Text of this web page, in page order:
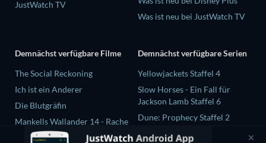
JustWatch TV
Was ist neu bei JustWatch TV
Demnächst verfügbare Filme
The Social Reckoning
Ich ist ein Anderer
Die Blutgräfin
Mankells Wallander 14 - Rache
Beast Race
Demnächst verfügbare Serien
Yellowjackets Staffel 4
Slow Horses - Ein Fall für
Jackson Lamb Staffel 6
Dune: Prophecy Staffel 2
The Gentlemen Staffel 2